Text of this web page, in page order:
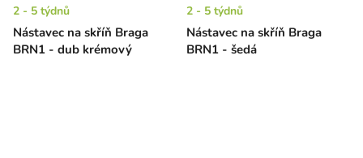
Nástavec na skříň Braga
BRN1 - dub krémový
2 - 5 týdnů
Nástavec na skříň Braga
BRN1 - šedá
2 - 5 týdnů